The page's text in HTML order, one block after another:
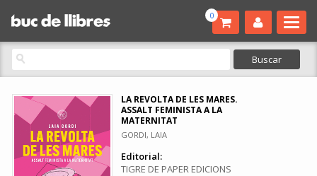
0
LA REVOLTA DE LES MARES.
ASSALT FEMINISTA A LA
MATERNITAT
GORDI, LAIA
Editorial:
TIGRE DE PAPER EDICIONS